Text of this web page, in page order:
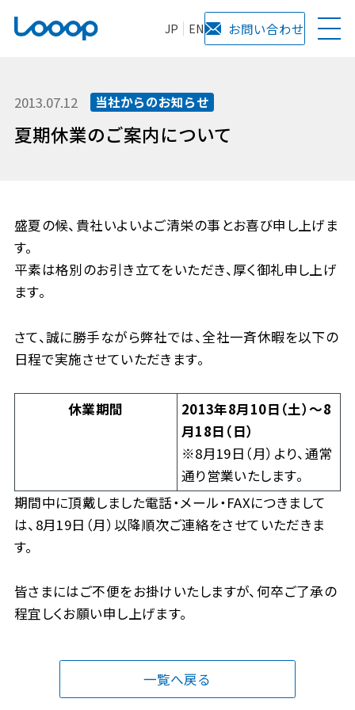
JP EN お問い合わせ
2013.07.12 当社からのお知らせ
夏期休業のご案内について
盛夏の候、貴社いよいよご清栄の事とお喜び申し上げま
す。
平素は格別のお引き立てをいただき、厚く御礼申し上げ
ます。
さて、誠に勝手ながら弊社では、全社一斉休暇を以下の
日程で実施させていただきます。
休業期間
2013年8月10日（土）〜8
月18日（日）
※8月19日（月）より、通常
通り営業いたします。
期間中に頂戴しました電話・メール・FAXにつきまして
は、8月19日（月）以降順次ご連絡をさせていただきま
す。
皆さまにはご不便をお掛けいたしますが、何卒ご了承の
程宜しくお願い申し上げます。
一覧へ戻る